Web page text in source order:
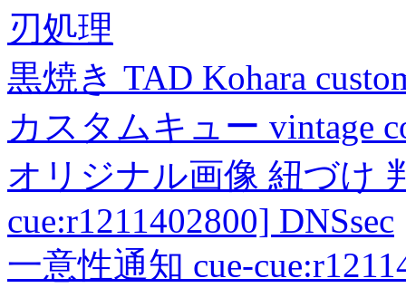
刃処理
黒焼き TAD Kohara
カスタムキュー vintage
オリジナル画像 紐づけ
cue:r1211402800] DNSsec
一意性通知 cue-